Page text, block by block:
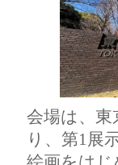
会場は、東
り、第1展